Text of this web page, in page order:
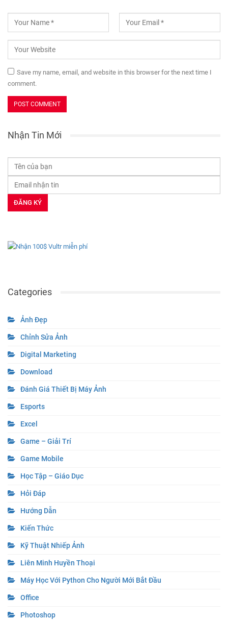
Save my name, email, and website in this browser for the next time I
comment.
Nhận Tin Mới
Categories
Ảnh Đẹp
Chỉnh Sửa Ảnh
Digital Marketing
Download
Đánh Giá Thiết Bị Máy Ảnh
Esports
Excel
Game – Giải Trí
Game Mobile
Học Tập – Giáo Dục
Hỏi Đáp
Hướng Dẫn
Kiến Thức
Kỹ Thuật Nhiếp Ảnh
Liên Minh Huyền Thoại
Máy Học Với Python Cho Người Mới Bắt Đầu
Office
Photoshop